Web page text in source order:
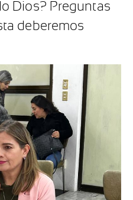
Dios? Preguntas
deberemos